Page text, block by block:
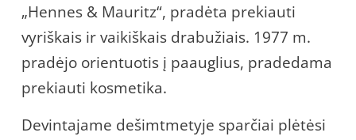
„Hennes & Mauritz“, pradėta prekiauti
vyriškais ir vaikiškais drabužiais. 1977 m.
pradėjo orientuotis į paauglius, pradedama
prekiauti kosmetika.
Devintajame dešimtmetyje sparčiai plėtėsi